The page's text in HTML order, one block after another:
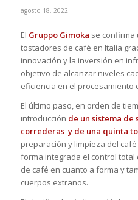
agosto 18, 2022
El Gruppo Gimoka se confirma
tostadores de café en Italia
innovación y la inversión en
objetivo de alcanzar niveles
eficiencia en el procesamiento
El último paso, en orden de
introducción de un sistema de
correderas y de una quinta
preparación y limpieza del
forma integrada el control
de café en cuanto a forma y
cuerpos extraños.